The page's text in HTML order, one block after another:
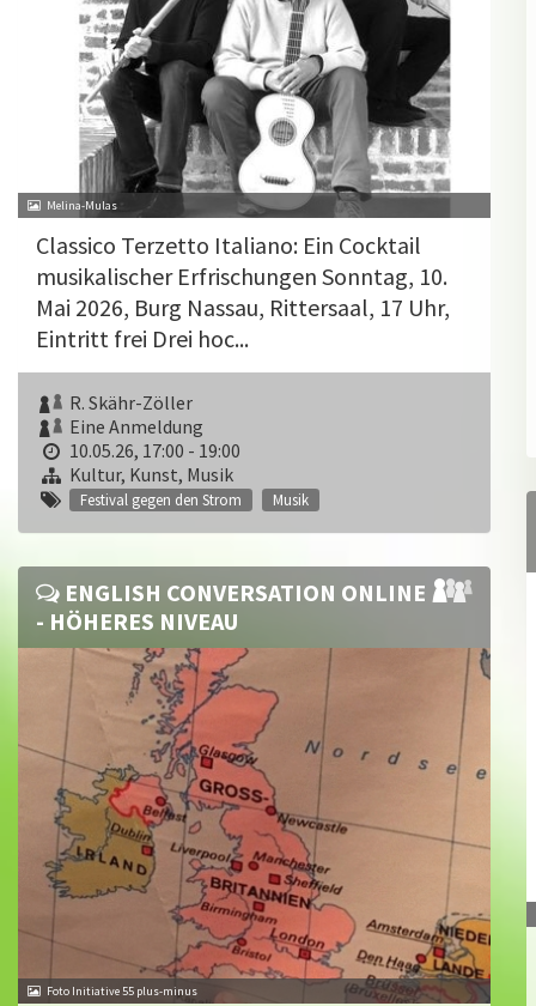
Melina-Mulas
Classico Terzetto Italiano: Ein Cocktail
musikalischer Erfrischungen Sonntag, 10.
Mai 2026, Burg Nassau, Rittersaal, 17 Uhr,
Eintritt frei Drei hoc...
R. Skähr-Zöller
Eine Anmeldung
10.05.26, 17:00 - 19:00
Kultur, Kunst, Musik
Festival gegen den Strom Musik
ENGLISH CONVERSATION ONLINE
- HÖHERES NIVEAU
Foto Initiative 55 plus-minus